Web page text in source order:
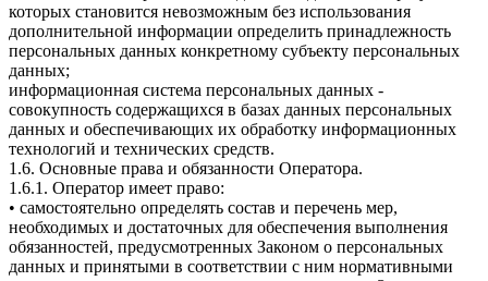
которых становится невозможным без использования
дополнительной информации определить принадлежность
персональных данных конкретному субъекту персональных
данных;
информационная система персональных данных -
совокупность содержащихся в базах данных персональных
данных и обеспечивающих их обработку информационных
технологий и технических средств.
1.6. Основные права и обязанности Оператора.
1.6.1. Оператор имеет право:
• самостоятельно определять состав и перечень мер,
необходимых и достаточных для обеспечения выполнения
обязанностей, предусмотренных Законом о персональных
данных и принятыми в соответствии с ним нормативными